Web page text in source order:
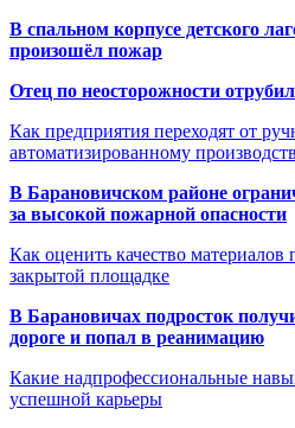
В спальном корпусе детского
произошёл пожар
Отец по неосторожности
Как предприятия переходят от
автоматизированному
В Барановичском районе
за высокой пожарной опасности
Как оценить качество материалов
закрытой площадке
В Барановичах подросток
дороге и попал в реанимацию
Какие надпрофессиональные
успешной карьеры